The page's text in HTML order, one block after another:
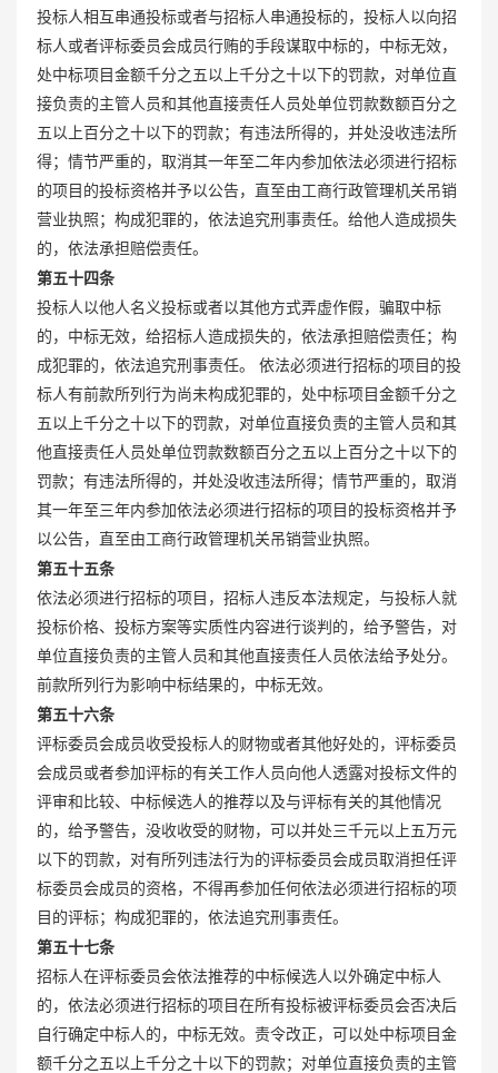
投标人相互串通投标或者与招标人串通投标的，投标人以向招
标人或者评标委员会成员行贿的手段谋取中标的，中标无效，
处中标项目金额千分之五以上千分之十以下的罚款，对单位直
接负责的主管人员和其他直接责任人员处单位罚款数额百分之
五以上百分之十以下的罚款；有违法所得的，并处没收违法所
得；情节严重的，取消其一年至二年内参加依法必须进行招标
的项目的投标资格并予以公告，直至由工商行政管理机关吊销
营业执照；构成犯罪的，依法追究刑事责任。给他人造成损失
的，依法承担赔偿责任。
第五十四条
投标人以他人名义投标或者以其他方式弄虚作假，骗取中标
的，中标无效，给招标人造成损失的，依法承担赔偿责任；构
成犯罪的，依法追究刑事责任。 依法必须进行招标的项目的投
标人有前款所列行为尚未构成犯罪的，处中标项目金额千分之
五以上千分之十以下的罚款，对单位直接负责的主管人员和其
他直接责任人员处单位罚款数额百分之五以上百分之十以下的
罚款；有违法所得的，并处没收违法所得；情节严重的，取消
其一年至三年内参加依法必须进行招标的项目的投标资格并予
以公告，直至由工商行政管理机关吊销营业执照。
第五十五条
依法必须进行招标的项目，招标人违反本法规定，与投标人就
投标价格、投标方案等实质性内容进行谈判的，给予警告，对
单位直接负责的主管人员和其他直接责任人员依法给予处分。
前款所列行为影响中标结果的，中标无效。
第五十六条
评标委员会成员收受投标人的财物或者其他好处的，评标委员
会成员或者参加评标的有关工作人员向他人透露对投标文件的
评审和比较、中标候选人的推荐以及与评标有关的其他情况
的，给予警告，没收收受的财物，可以并处三千元以上五万元
以下的罚款，对有所列违法行为的评标委员会成员取消担任评
标委员会成员的资格，不得再参加任何依法必须进行招标的项
目的评标；构成犯罪的，依法追究刑事责任。
第五十七条
招标人在评标委员会依法推荐的中标候选人以外确定中标人
的，依法必须进行招标的项目在所有投标被评标委员会否决后
自行确定中标人的，中标无效。责令改正，可以处中标项目金
额千分之五以上千分之十以下的罚款；对单位直接负责的主管